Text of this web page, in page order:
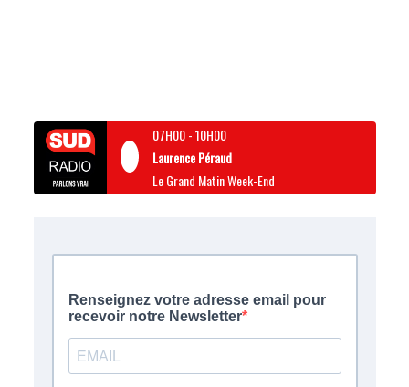
07H00-10H00
Laurence Péraud
Le Grand Matin Week-End